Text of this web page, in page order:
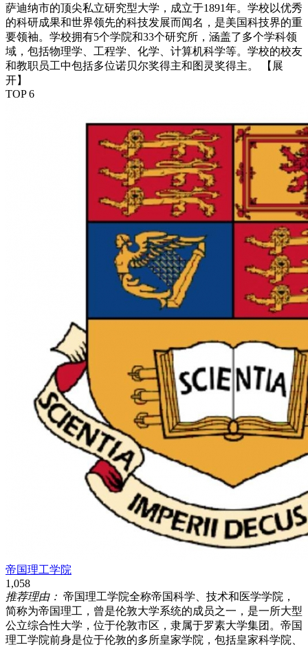
萨迪纳市的顶尖私立研究型大学，成立于1891年。学校以优秀
的科研成果和世界领先的科技发展而闻名，是美国科技界的重
要领袖。学校拥有5个学院和33个研究所，涵盖了多个学科领
域，包括物理学、工程学、化学、计算机科学等。学校的校友
和教职员工中包括多位诺贝尔奖得主和图灵奖得主。
【展
开】
TOP 6
帝国理工学院
1,058
推荐理由： 帝国理工学院全称帝国科学、技术和医学学院，
简称为帝国理工，曾是伦敦大学系统的成员之一，是一所大型
公立综合性大学，位于伦敦市区，隶属于罗素大学集团。帝国
理工学院前身是位于伦敦的多所皇家学院，包括皇家科学院、